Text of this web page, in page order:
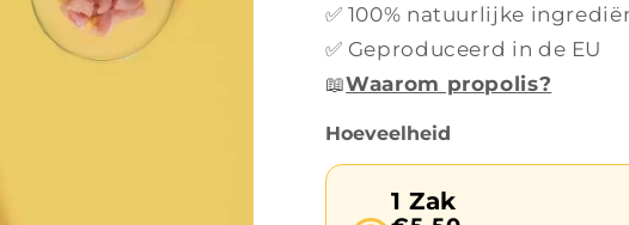
✅ 100% natuurlijke
✅ Geproduceerd in de EU
📖Waarom propolis?
Hoeveelheid
1 Zak